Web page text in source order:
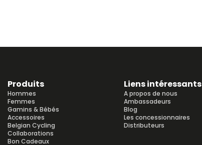
Produits
Hommes
Femmes
Gamins & Bébés
Accessoires
Belgian Cycling
Collaborations
Bon Cadeaux
Liens intéressants
A propos de nous
Ambassadeurs
Blog
Les concessionnaires
Distributeurs